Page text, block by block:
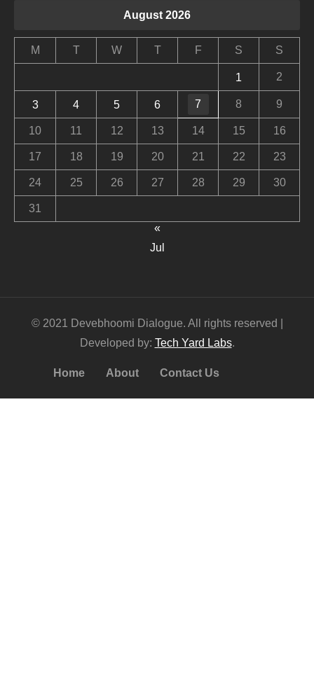
August 2026
M T W T F S S
1 2
3 4 5 6 7 8 9
10 11 12 13 14 15 16
17 18 19 20 21 22 23
24 25 26 27 28 29 30
31
«
Jul
© 2021 Devebhoomi Dialogue. All rights reserved |
Developed by: Tech Yard Labs.
Home About Contact Us